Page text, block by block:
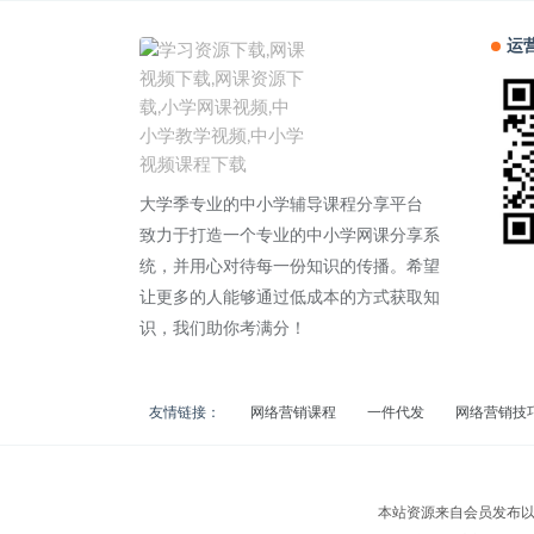
大学季专业的中小学辅导课程分享平台
致力于打造一个专业的中小学网课分享系
统，并用心对待每一份知识的传播。希望
让更多的人能够通过低成本的方式获取知
识，我们助你考满分！
运
友情链接： 网络营销课程 一件代发 网络营销技
本站资源来自会员发布